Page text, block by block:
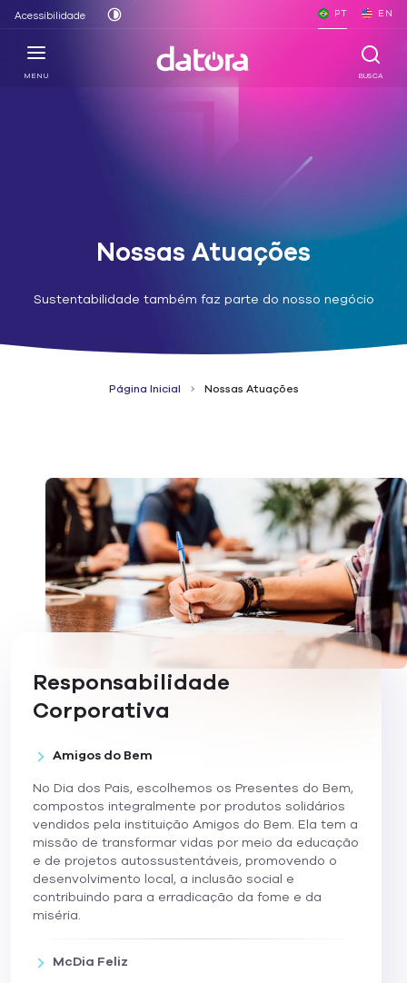
Acessibilidade PT EN
MENU BUSCA
Nossas Atuações
Sustentabilidade também faz parte do nosso negócio
Página Inicial Nossas Atuações
Responsabilidade
Corporativa
Amigos do Bem
No Dia dos Pais, escolhemos os Presentes do Bem,
compostos integralmente por produtos solidários
vendidos pela instituição Amigos do Bem. Ela tem a
missão de transformar vidas por meio da educação
e de projetos autossustentáveis, promovendo o
desenvolvimento local, a inclusão social e
contribuindo para a erradicação da fome e da
miséria.
McDia Feliz